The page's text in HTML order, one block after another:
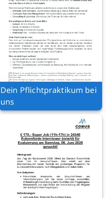
Dein Pflichtpraktikum bei
uns